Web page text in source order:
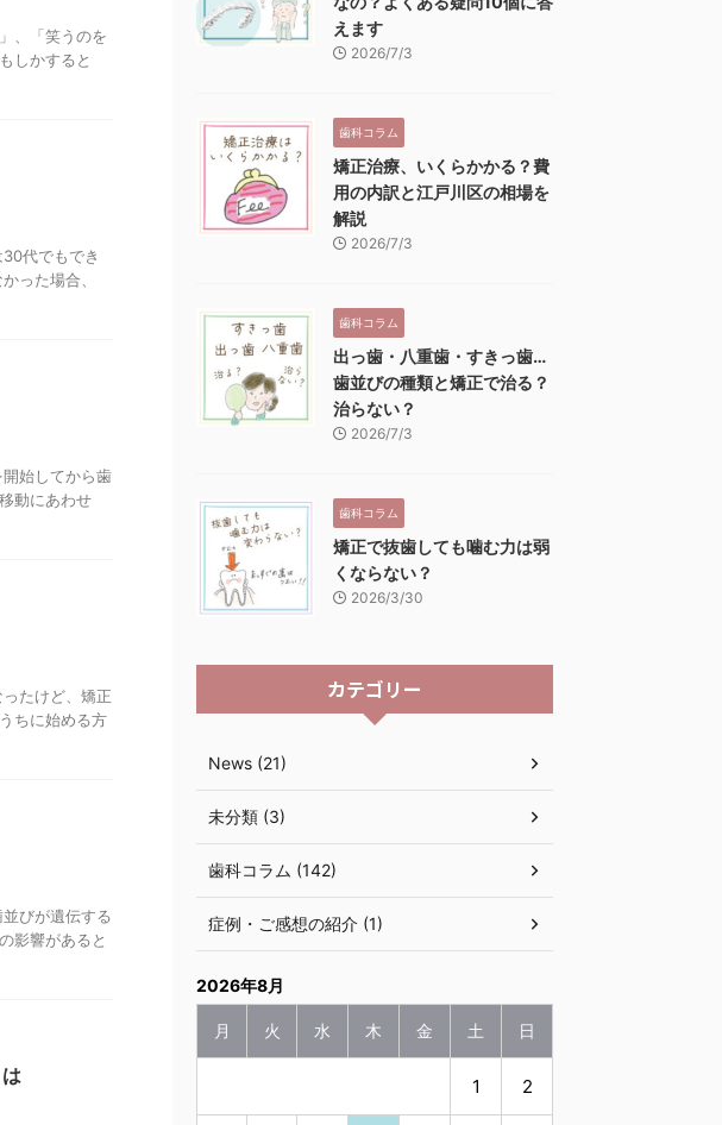
、「笑うのを
しかすると
代でもでき
った場合、
始してから歯
動にあわせ
たけど、矯正
ちに始める方
びが遺伝する
影響があると
えます
2026/7/3
歯科コラム
矯正治療、いくらかかる？費
用の内訳と江戸川区の相場を
解説
2026/7/3
歯科コラム
出っ歯・八重歯・すきっ歯…
歯並びの種類と矯正で治る？
治らない？
2026/7/3
歯科コラム
矯正で抜歯しても噛む力は弱
くならない？
2026/3/30
カテゴリー
News (21)
未分類 (3)
歯科コラム (142)
症例・ご感想の紹介 (1)
2026年8月
月 火 水 木 金 土 日
1 2